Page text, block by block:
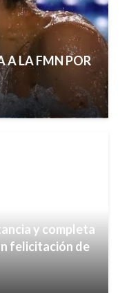
A LA FMN POR
y completa
felicitación de